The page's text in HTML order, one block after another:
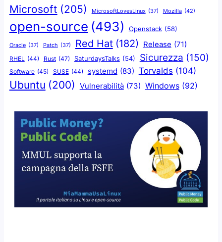
Microsoft (205) MicrosoftLovesLinux (37) Mozilla (42)
open-source (493) Openstack (58)
Oracle (37) Patch (37) Red Hat (182) Release (71)
RHEL (44) Rust (47) SaturdaysTalks (54) Sicurezza (150)
Software (45) SUSE (44) systemd (83) Torvalds (104)
Ubuntu (200) Vulnerabilità (73) Windows (92)